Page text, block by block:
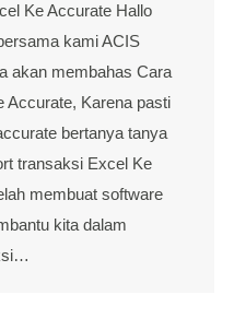
Ke Accurate Hallo
kami ACIS
akan membahas Cara
Accurate, Karena pasti
bertanya tanya
transaksi Excel Ke
membuat software
kita dalam